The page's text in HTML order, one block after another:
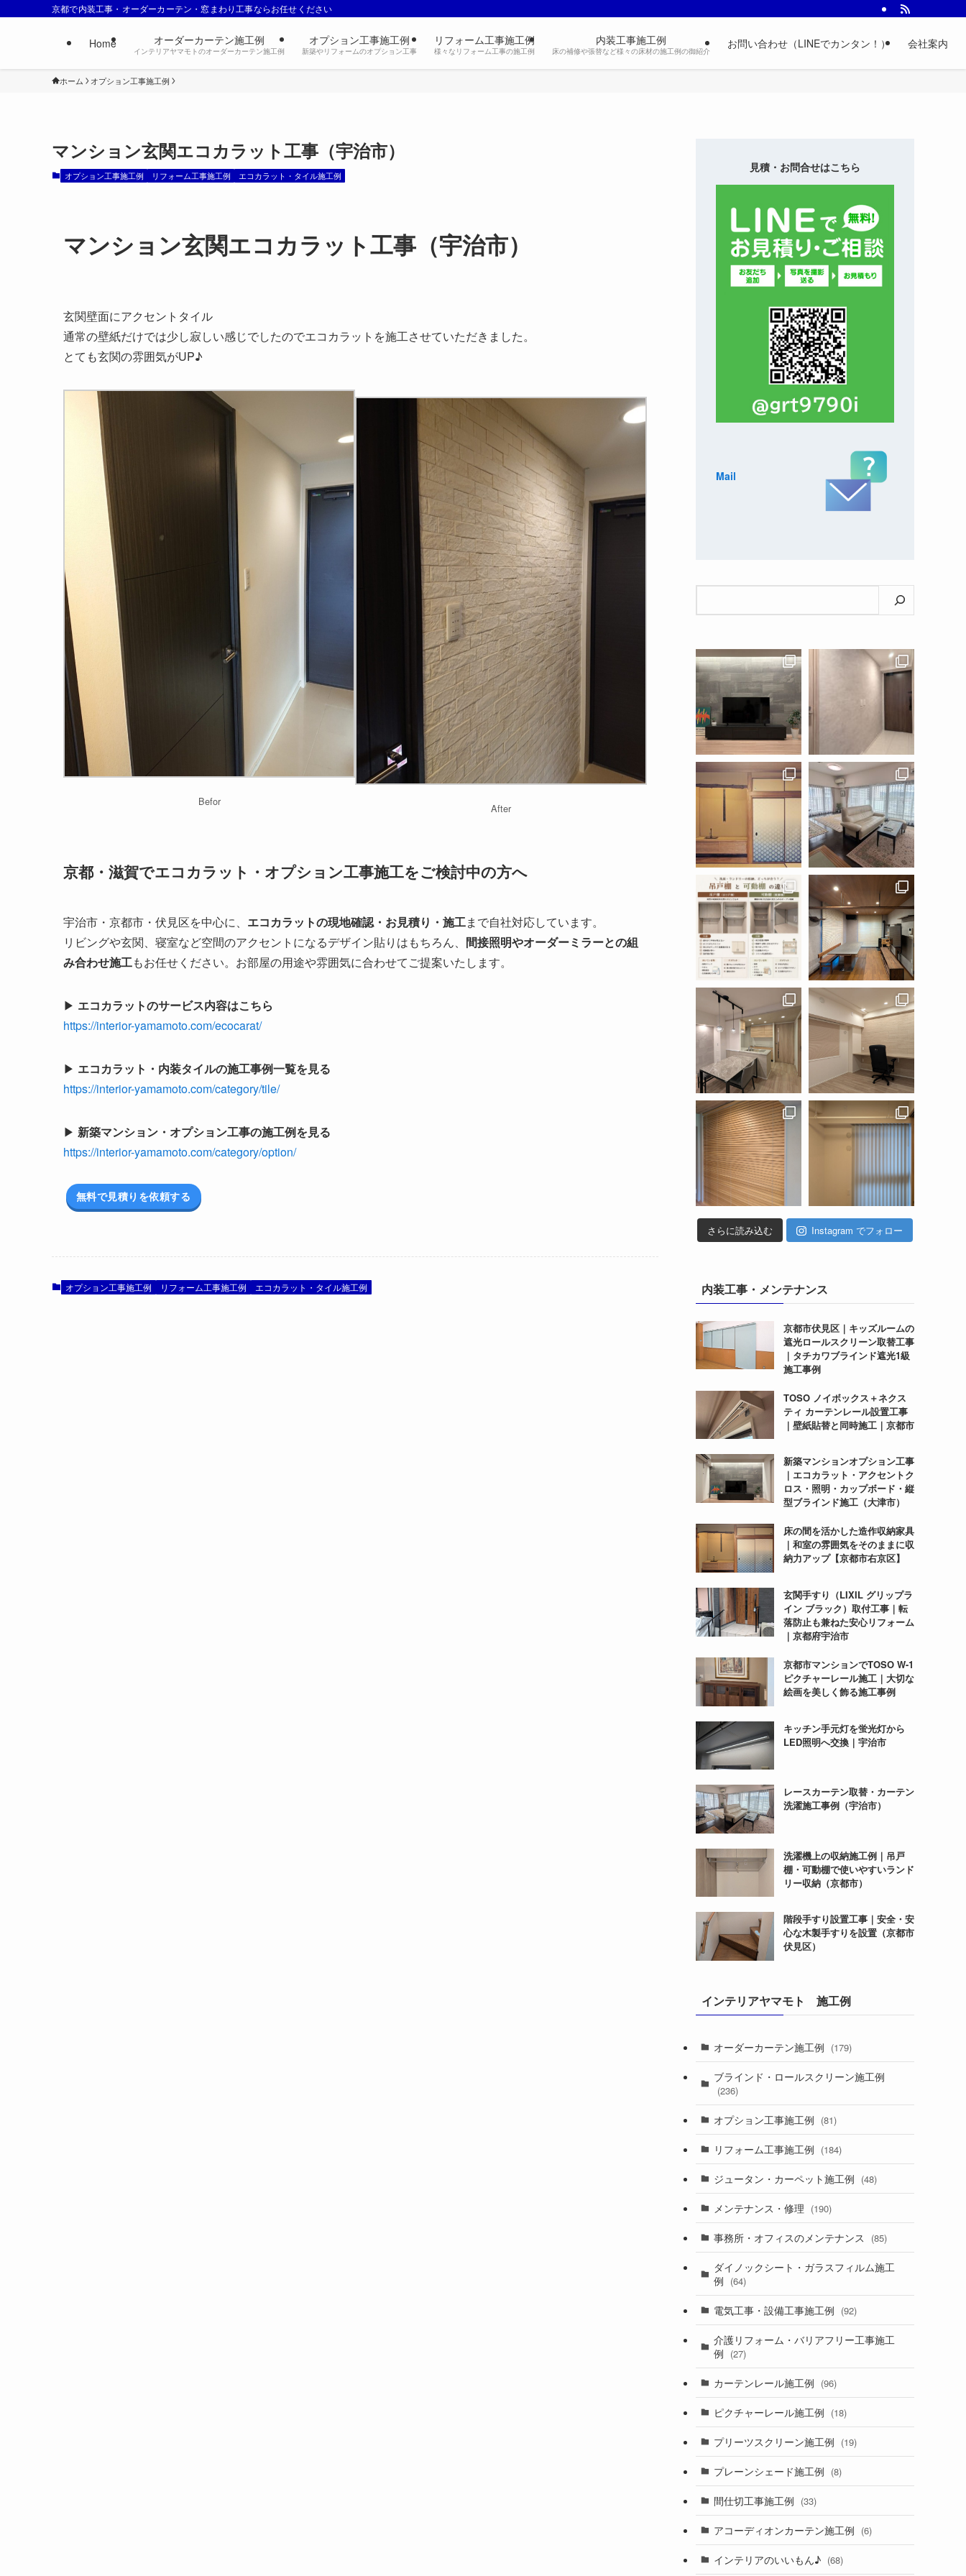
京都で内装工事・オーダーカーテン・窓まわり工事ならお任せください
Home オーダーカーテン施工例
インテリアヤマモトのオーダーカーテン施工例
オプション工事施工例
新築やリフォームのオプション工事
リフォーム工事施工例
様々なリフォーム工事の施工例
内装工事施工例
床の補修や張替など様々の床材の施工例の御紹介
お問い合わせ（LINEでカンタン！） 会社案内
ホーム オプション工事施工例
マンション玄関エコカラット工事（宇治市）
オプション工事施工例 リフォーム工事施工例 エコカラット・タイル施工例
マンション玄関エコカラット工事（宇治市）
玄関壁面にアクセントタイル
通常の壁紙だけでは少し寂しい感じでしたのでエコカラットを施工させていただきました。
とても玄関の雰囲気がUP♪
Befor
After
京都・滋賀でエコカラット・オプション工事施工をご検討中の方へ
宇治市・京都市・伏見区を中心に、 エコカラットの現地確認・お見積り・施工まで自社対応しています。
リビングや玄関、寝室など空間のアクセントになるデザイン貼りはもちろん、 間接照明やオーダーミラーとの組
み合わせ施工もお任せください。お部屋の用途や雰囲気に合わせてご提案いたします。
▶ エコカラットのサービス内容はこちら
https://interior-yamamoto.com/ecocarat/
▶ エコカラット・内装タイルの施工事例一覧を見る
https://interior-yamamoto.com/category/tile/
▶ 新築マンション・オプション工事の施工例を見る
https://interior-yamamoto.com/category/option/
無料で見積りを依頼する
オプション工事施工例 リフォーム工事施工例 エコカラット・タイル施工例
見積・お問合せはこちら
Mail
さらに読み込む Instagram でフォロー
内装工事・メンテナンス
京都市伏見区｜キッズルームの
遮光ロールスクリーン取替工事
｜タチカワブラインド遮光1級
施工事例
TOSO ノイボックス＋ネクス
ティ カーテンレール設置工事
｜壁紙貼替と同時施工｜京都市
新築マンションオプション工事
｜エコカラット・アクセントク
ロス・照明・カップボード・縦
型ブラインド施工（大津市）
床の間を活かした造作収納家具
｜和室の雰囲気をそのままに収
納力アップ【京都市右京区】
玄関手すり（LIXIL グリップラ
イン ブラック）取付工事｜転
落防止も兼ねた安心リフォーム
｜京都府宇治市
京都市マンションでTOSO W-1
ピクチャーレール施工｜大切な
絵画を美しく飾る施工事例
キッチン手元灯を蛍光灯から
LED照明へ交換｜宇治市
レースカーテン取替・カーテン
洗濯施工事例（宇治市）
洗濯機上の収納施工例｜吊戸
棚・可動棚で使いやすいランド
リー収納（京都市）
階段手すり設置工事｜安全・安
心な木製手すりを設置（京都市
伏見区）
インテリアヤマモト 施工例
オーダーカーテン施工例 (179)
ブラインド・ロールスクリーン施工例
(236)
オプション工事施工例 (81)
リフォーム工事施工例 (184)
ジュータン・カーペット施工例 (48)
メンテナンス・修理 (190)
事務所・オフィスのメンテナンス (85)
ダイノックシート・ガラスフィルム施工
例 (64)
電気工事・設備工事施工例 (92)
介護リフォーム・バリアフリー工事施工
例 (27)
カーテンレール施工例 (96)
ピクチャーレール施工例 (18)
プリーツスクリーン施工例 (19)
プレーンシェード施工例 (8)
間仕切工事施工例 (33)
アコーディオンカーテン施工例 (6)
インテリアのいいもん♪ (68)